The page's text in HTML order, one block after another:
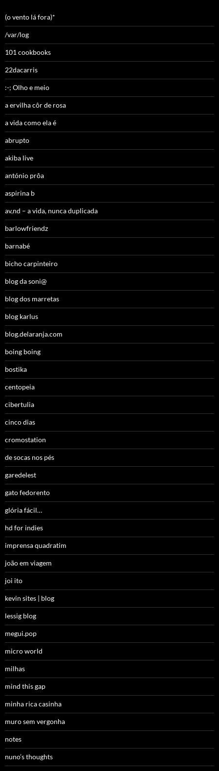
(o vento lá fora)*
/var/log
101 cookbooks
22dacarris
:-; Olho e meio
a ervilha côr de rosa
a vida como ela é
abrupto
akiba live
antónio prôa
aspirina b
av,nd – a vida, nunca duplicada
barlowfriendz
barnabé
bicho carpinteiro
blog da soni@
blog dos marretas
blog karlus
blog.delaranja.com
boing boing
bostika
centopeia
cibertulia
cinco dias
cromostation
de socas nos pés
garedelest
gato fedorento
glória fácil…
hd for indies
imprensa quadratim
joão em viagem
joi ito
kevin sites | blog
lessig blog
megui.pop
micro world
milhas
mind this gap
minha rica casinha
muro sem vergonha
notes
nuno’s thoughts